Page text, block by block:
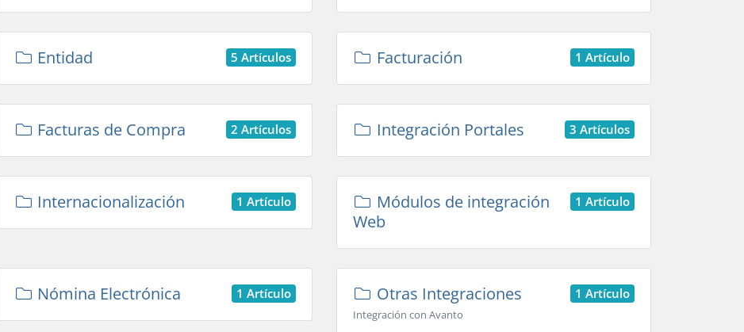
5 Artículos
Entidad 1 Artículo
Facturación
2 Artículos
Facturas de Compra 3 Artículos
Integración Portales
1 Artículo
Internacionalización 1 Artículo
Módulos de integración
Web
1 Artículo
Nómina Electrónica 1 Artículo
Otras Integraciones
Integración con Avanto